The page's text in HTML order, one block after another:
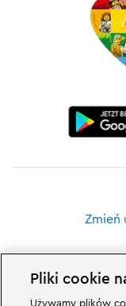
Zmień
Pliki cookie
Używamy plików